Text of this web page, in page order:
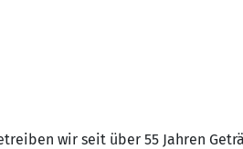
wir seit über 55 Jahren